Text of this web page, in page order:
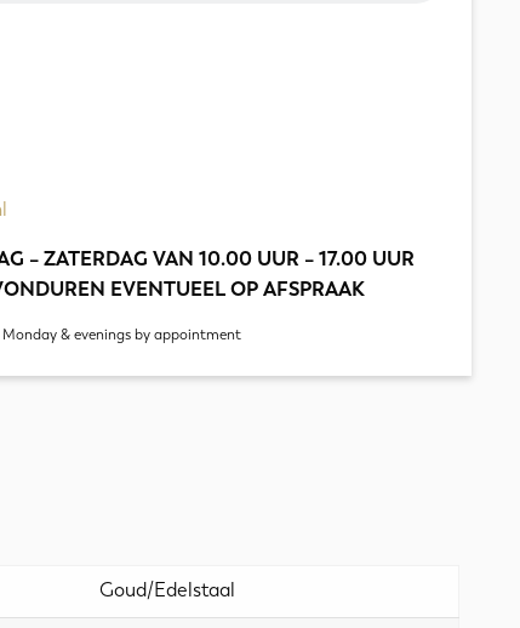
– ZATERDAG VAN 10.00 UUR – 17.00 UUR
EVENTUEEL OP AFSPRAAK
& evenings by appointment
Goud/Edelstaal